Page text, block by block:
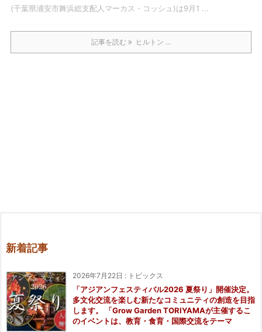
(千葉県浦安市舞浜総支配人マーカス・コッシュ)は9月1 ...
記事を読む ヒルトン ...
新着記事
2026年7月22日 : トピックス
「アジアンフェスティバル2026 夏祭り」開催決定。
多文化交流を楽しむ新たなコミュニティの創造を目指
します。 「Grow Garden TORIYAMAが主催するこ
のイベントは、教育・食育・国際交流をテーマ